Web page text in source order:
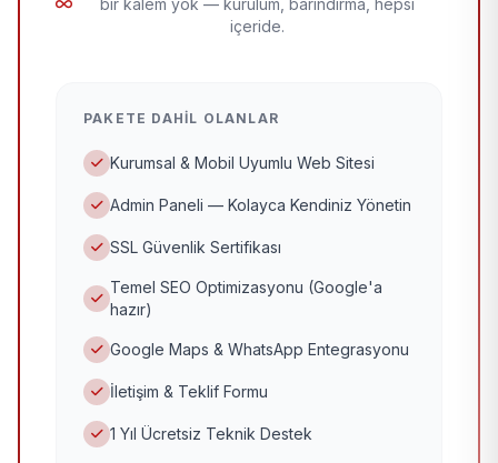
bir kalem yok — kurulum, barındırma, hepsi
içeride.
PAKETE DAHIL OLANLAR
Kurumsal & Mobil Uyumlu Web Sitesi
Admin Paneli — Kolayca Kendiniz Yönetin
SSL Güvenlik Sertifikası
Temel SEO Optimizasyonu (Google'a
hazır)
Google Maps & WhatsApp Entegrasyonu
İletişim & Teklif Formu
1 Yıl Ücretsiz Teknik Destek